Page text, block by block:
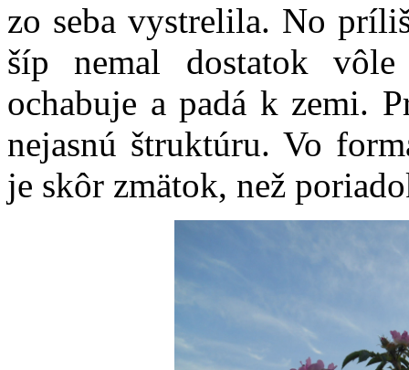
zo seba vystrelila. No
šíp nemal dostatok
ochabuje a padá k zemi.
nejasnú štruktúru. Vo
je skôr zmätok, než